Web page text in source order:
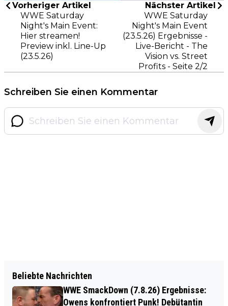
Vorheriger Artikel
WWE Saturday
Night's Main Event:
Hier streamen!
Preview inkl. Line-Up
(23.5.26)
Nächster Artikel
WWE Saturday
Night's Main Event
(23.5.26) Ergebnisse -
Live-Bericht - The
Vision vs. Street
Profits - Seite 2/2
Schreiben Sie einen Kommentar
Beliebte Nachrichten
WWE SmackDown (7.8.26) Ergebnisse:
Owens konfrontiert Punk! Debütantin